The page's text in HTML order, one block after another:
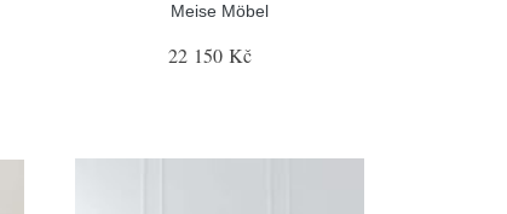
Meise Möbel
22 150 Kč